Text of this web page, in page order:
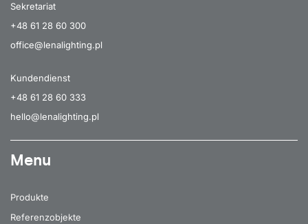
Sekretariat
+48 61 28 60 300
office@lenalighting.pl
Kundendienst
+48 61 28 60 333
hello@lenalighting.pl
Menu
Produkte
Referenzobjekte